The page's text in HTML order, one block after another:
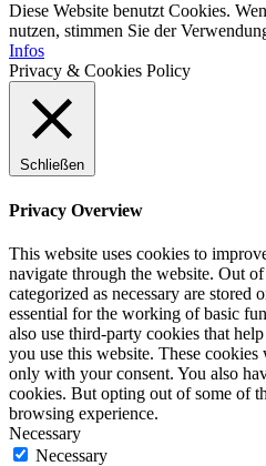
Diese Website benutzt Cookies.
nutzen, stimmen Sie der
Infos
Privacy & Cookies Policy
Schließen
Privacy Overview
This website uses cookies to
navigate through the website. Out
categorized as necessary are stored
essential for the working of basic
also use third-party cookies that
you use this website. These
only with your consent. You also
cookies. But opting out of some of
browsing experience.
Necessary
Necessary